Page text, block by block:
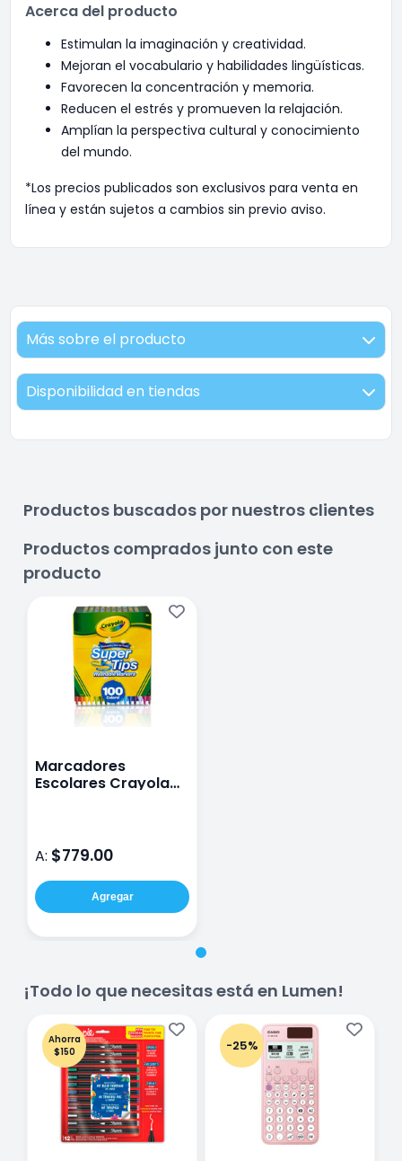
Acerca del producto
Estimulan la imaginación y creatividad.
Mejoran el vocabulario y habilidades lingüísticas.
Favorecen la concentración y memoria.
Reducen el estrés y promueven la relajación.
Amplían la perspectiva cultural y conocimiento
del mundo.
*Los precios publicados son exclusivos para venta en
línea y están sujetos a cambios sin previo aviso.
Más sobre el producto
Disponibilidad en tiendas
Productos buscados por nuestros clientes
Productos comprados junto con este
producto
Marcadores
Escolares Crayola
A: $779.00
Agregar
¡Todo lo que necesitas está en Lumen!
Ahorra
$150
-25%